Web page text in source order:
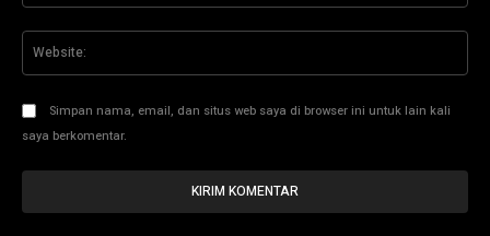
Simpan nama, email, dan situs web saya di browser ini untuk lain kali
saya berkomentar.